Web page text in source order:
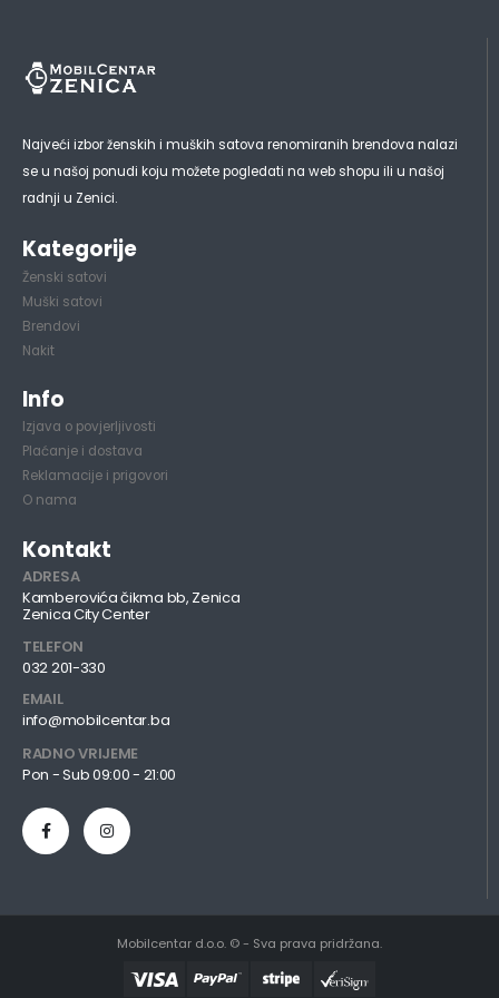
Najveći izbor ženskih i muških satova renomiranih brendova nalazi
se u našoj ponudi koju možete pogledati na web shopu ili u našoj
radnji u Zenici.
Kategorije
Ženski satovi
Muški satovi
Brendovi
Nakit
Info
Izjava o povjerljivosti
Plaćanje i dostava
Reklamacije i prigovori
O nama
Kontakt
ADRESA
Kamberovića čikma bb, Zenica
Zenica City Center
TELEFON
032 201-330
EMAIL
info@mobilcentar.ba
RADNO VRIJEME
Pon - Sub 09:00 - 21:00
Mobilcentar d.o.o. © - Sva prava pridržana.